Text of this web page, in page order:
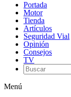
Portada
Motor
Tienda
Artículos
Seguridad Vial
Opinión
Consejos
TV
Menú